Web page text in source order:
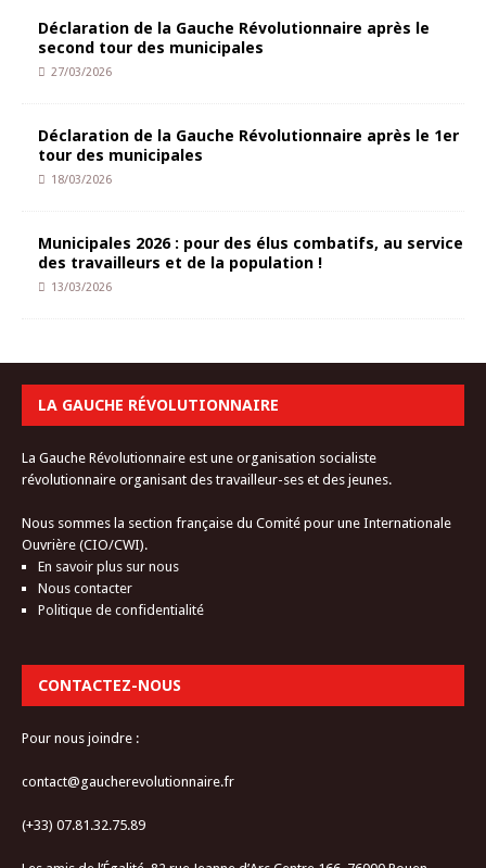
Déclaration de la Gauche Révolutionnaire après le
second tour des municipales
27/03/2026
Déclaration de la Gauche Révolutionnaire après le 1er
tour des municipales
18/03/2026
Municipales 2026 : pour des élus combatifs, au service
des travailleurs et de la population !
13/03/2026
LA GAUCHE RÉVOLUTIONNAIRE
La Gauche Révolutionnaire est une organisation socialiste
révolutionnaire organisant des travailleur-ses et des jeunes.
Nous sommes la section française du Comité pour une Internationale
Ouvrière (CIO/CWI).
En savoir plus sur nous
Nous contacter
Politique de confidentialité
CONTACTEZ-NOUS
Pour nous joindre :
contact@gaucherevolutionnaire.fr
(+33) 07.81.32.75.89